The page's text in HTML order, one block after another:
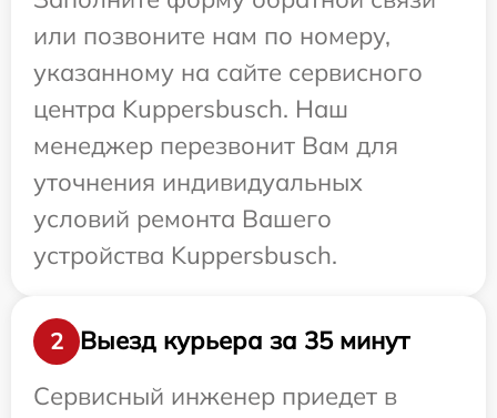
или позвоните нам по номеру,
указанному на сайте сервисного
центра Kuppersbusch. Наш
менеджер перезвонит Вам для
уточнения индивидуальных
условий ремонта Вашего
устройства Kuppersbusch.
2
Выезд курьера за 35 минут
Сервисный инженер приедет в